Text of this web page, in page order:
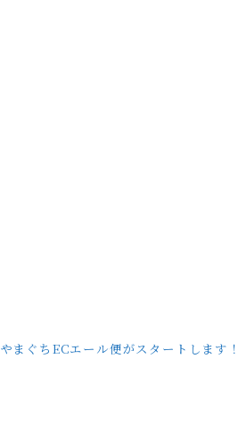
やまぐちECエール便がスタートします！